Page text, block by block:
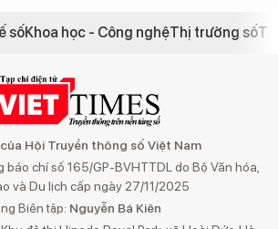
sốKhoa học - Công nghệThị trường số
Hội Truyền thông số Việt Nam
báo chí số 165/GP-BVHTTDL do Bộ Văn hóa,
và Du lịch cấp ngày 27/11/2025
Biên tập: Nguyễn Bá Kiên